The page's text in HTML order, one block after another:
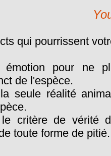
qui pourrissent
émotion pour ne
de l'espèce.
seule réalité
le critère de vérité
toute forme de pitié.